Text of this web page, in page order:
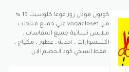
كوبون مودل روز فوغا كلوسيت 15 %
علي جميع منتجات vogacloset من
ملابس نسائية جميع المقاسات ،
اكسسوارات ، احذية ، عطور ، مكياج ،
فقط انسخي كود الخصم الان .